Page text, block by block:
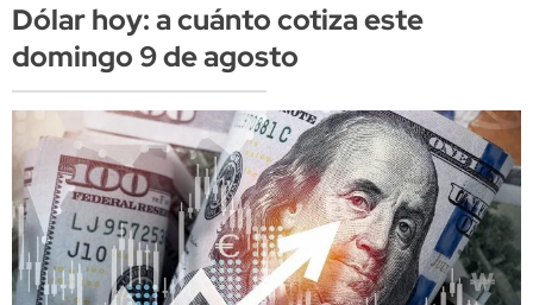
Dólar hoy: a cuánto cotiza este
domingo 9 de agosto